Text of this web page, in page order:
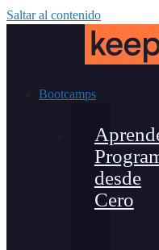
Saltar al contenido
Bootcamps
desde
Cero